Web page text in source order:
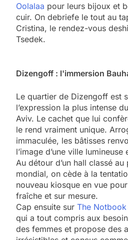
Oolalaa pour leurs bijoux et
cuir. On debriefe le tout au
Cristina, le rendez-vous
Tsedek.
Dizengoff : l'immersion
Le quartier de Dizengoff est
l’expression la plus intense
Aviv. Le cachet que lui
le rend vraiment unique.
immaculée, les bâtisses
l’image d’une ville
Au détour d’un hall classé
mondial, on cède à la
nouveau kiosque en vue
fraîche et sur mesure.
Cap ensuite sur The
qui a tout compris aux
des femmes et propose des